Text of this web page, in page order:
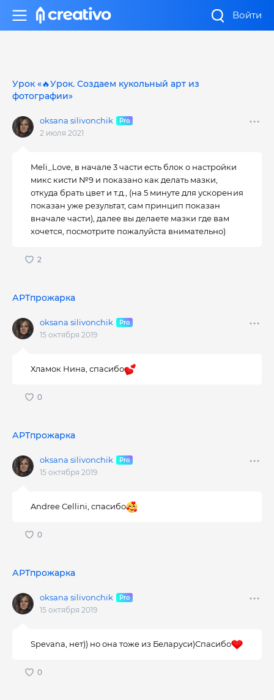
Войти
Урок «🔥Урок. Создаем кукольный арт из
фотографии»
oksana silivonchik
2 июля 2021
Meli_Love, в начале 3 части есть блок о настройки
микс кисти №9 и показано как делать мазки,
откуда брать цвет и т.д., (на 5 минуте для ускорения
показан уже результат, сам принцип показан
вначале части), далее вы делаете мазки где вам
хочется, посмотрите пожалуйста внимательно)
АРТпрожарка
oksana silivonchik
15 октября 2019
Хламок Нина, спасибо
АРТпрожарка
oksana silivonchik
15 октября 2019
Andree Cellini, спасибо
АРТпрожарка
oksana silivonchik
15 октября 2019
Spevana, нет)) но она тоже из Беларуси)Спасибо